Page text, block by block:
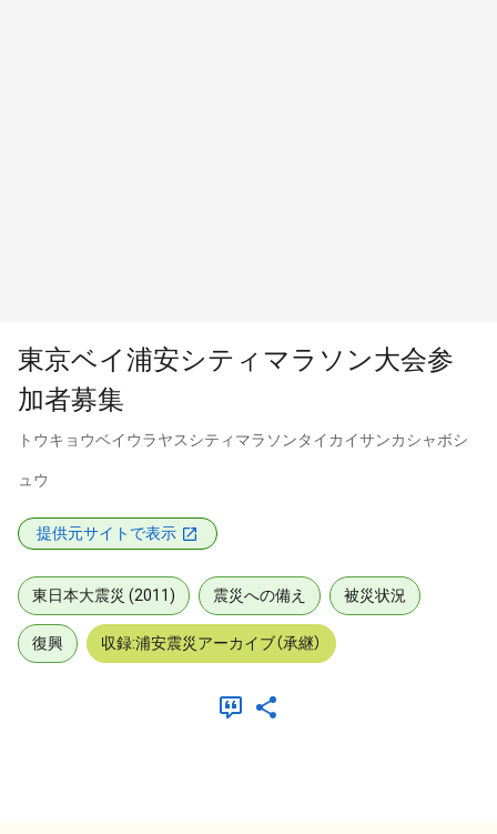
東京ベイ浦安シティマラソン大会参
加者募集
トウキョウベイウラヤスシティマラソンタイカイサンカシャボシ
ュウ
提供元サイトで表示
東日本大震災 (2011) 震災への備え 被災状況
復興 収録:浦安震災アーカイブ（承継）